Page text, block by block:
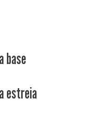
base
estreia